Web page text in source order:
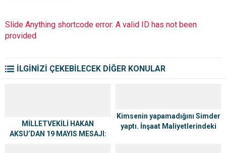
Slide Anything shortcode error: A valid ID has not been
provided
İLGİNİZİ ÇEKEBİLECEK DİĞER KONULAR
MİLLETVEKİLİ HAKAN
AKSU’DAN 19 MAYIS MESAJI:
“TÜRKİYE YÜZYILI’NI
Kimsenin yapamadığını Simder
yaptı. İnşaat Maliyetlerindeki